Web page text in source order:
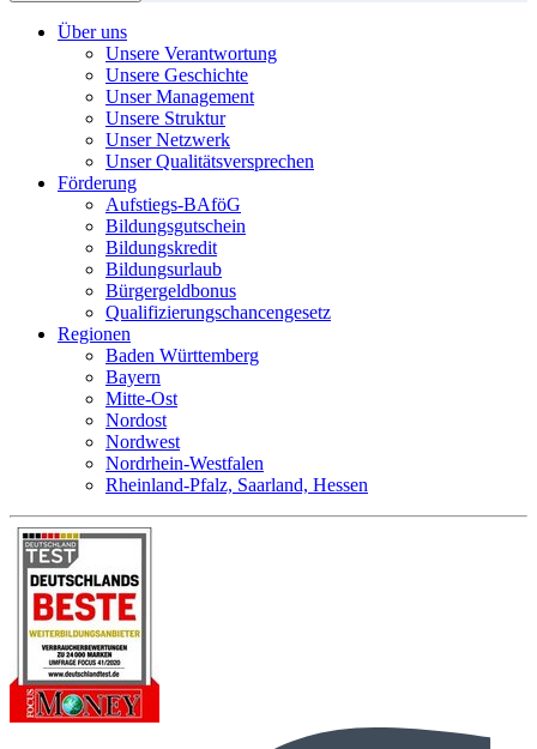
Über uns
Unsere Verantwortung
Unsere Geschichte
Unser Management
Unsere Struktur
Unser Netzwerk
Unser Qualitätsversprechen
Förderung
Aufstiegs-BAföG
Bildungsgutschein
Bildungskredit
Bildungsurlaub
Bürgergeldbonus
Qualifizierungschancengesetz
Regionen
Baden Württemberg
Bayern
Mitte-Ost
Nordost
Nordwest
Nordrhein-Westfalen
Rheinland-Pfalz, Saarland, Hessen